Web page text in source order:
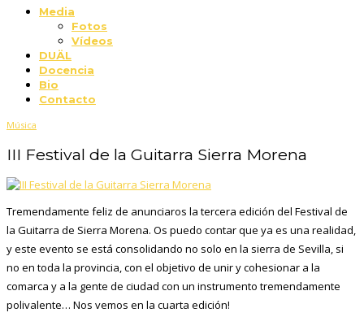
Media
Fotos
Vídeos
DUÄL
Docencia
Bio
Contacto
Música
III Festival de la Guitarra Sierra Morena
Tremendamente feliz de anunciaros la tercera edición del Festival de
la Guitarra de Sierra Morena. Os puedo contar que ya es una realidad,
y este evento se está consolidando no solo en la sierra de Sevilla, si
no en toda la provincia, con el objetivo de unir y cohesionar a la
comarca y a la gente de ciudad con un instrumento tremendamente
polivalente… Nos vemos en la cuarta edición!